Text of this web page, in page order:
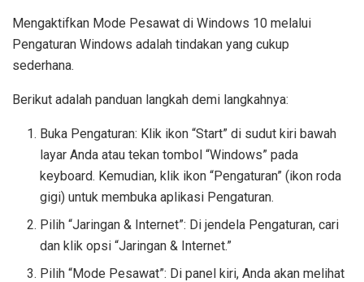
Mengaktifkan Mode Pesawat di Windows 10 melalui
Pengaturan Windows adalah tindakan yang cukup
sederhana.
Berikut adalah panduan langkah demi langkahnya:
Buka Pengaturan: Klik ikon “Start” di sudut kiri bawah
layar Anda atau tekan tombol “Windows” pada
keyboard. Kemudian, klik ikon “Pengaturan” (ikon roda
gigi) untuk membuka aplikasi Pengaturan.
Pilih “Jaringan & Internet”: Di jendela Pengaturan, cari
dan klik opsi “Jaringan & Internet.”
Pilih “Mode Pesawat”: Di panel kiri, Anda akan melihat